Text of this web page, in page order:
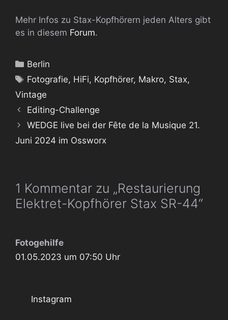
Mehr Infos zu Stax-Kopfhörern jeden Alters gibt
es in diesem Forum.
Kategorien
Berlin
Schlagwörter
Fotografie, HiFi, Kopfhörer, Makro, Stax,
Vintage
Editing-Challenge
WEDGE live bei der Fête de la Musique 21.
Juni 2024 im Ossworx
1 Kommentar zu „Restaurierung
Elektret-Kopfhörer Stax SR-44“
Fotogehilfe
01.05.2023 um 07:50 Uhr
Instagram